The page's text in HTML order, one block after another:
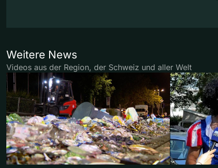
Weitere News
Videos aus der Region, der Schweiz und aller Welt